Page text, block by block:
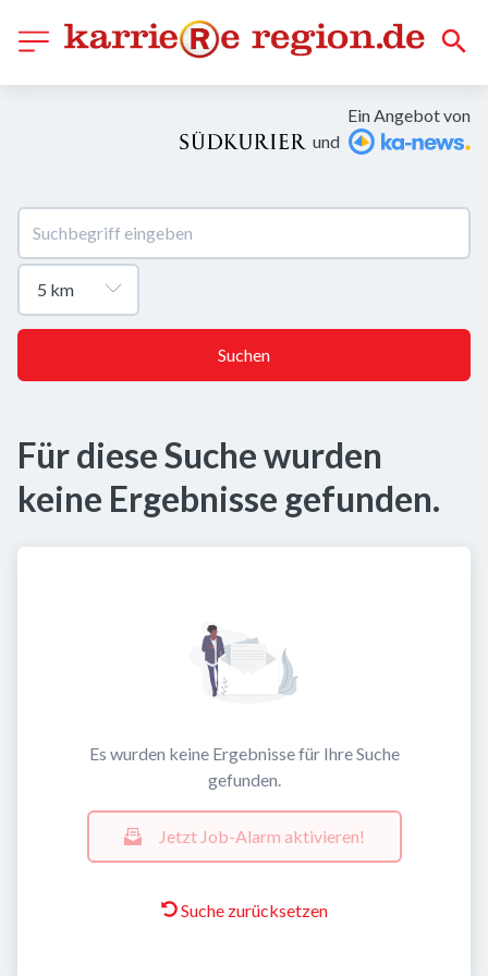
Ein Angebot von
und
Suchen
Für diese Suche wurden
keine Ergebnisse gefunden.
Es wurden keine Ergebnisse für Ihre Suche
gefunden.
Jetzt Job-Alarm aktivieren!
Suche zurücksetzen